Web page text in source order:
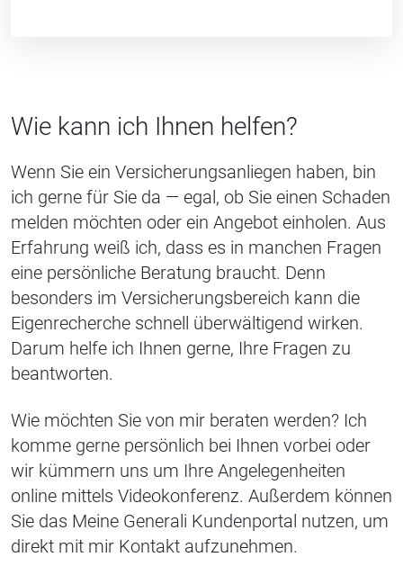
Wie kann ich Ihnen helfen?
Wenn Sie ein Versicherungsanliegen haben, bin
ich gerne für Sie da — egal, ob Sie einen Schaden
melden möchten oder ein Angebot einholen. Aus
Erfahrung weiß ich, dass es in manchen Fragen
eine persönliche Beratung braucht. Denn
besonders im Versicherungsbereich kann die
Eigenrecherche schnell überwältigend wirken.
Darum helfe ich Ihnen gerne, Ihre Fragen zu
beantworten.
Wie möchten Sie von mir beraten werden? Ich
komme gerne persönlich bei Ihnen vorbei oder
wir kümmern uns um Ihre Angelegenheiten
online mittels Videokonferenz. Außerdem können
Sie das Meine Generali Kundenportal nutzen, um
direkt mit mir Kontakt aufzunehmen.